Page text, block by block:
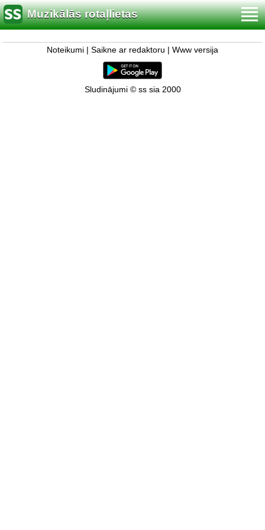
Muzikālās rotaļlietas
Noteikumi Saikne ar redaktoru Www versija
Sludinājumi © ss sia 2000